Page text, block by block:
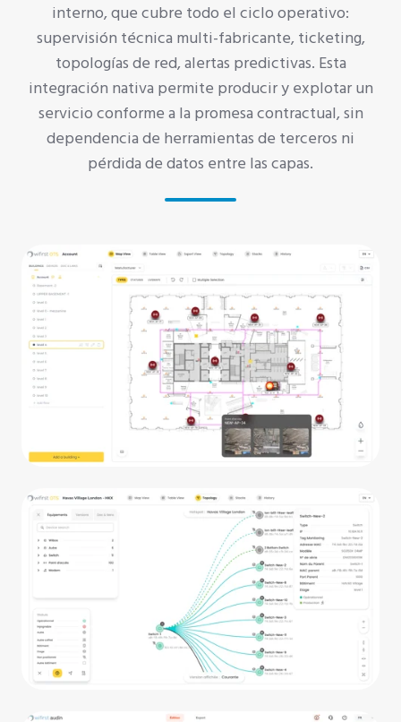
interno, que cubre todo el ciclo operativo:
supervisión técnica multi-fabricante, ticketing,
topologías de red, alertas predictivas. Esta
integración nativa permite producir y explotar un
servicio conforme a la promesa contractual, sin
dependencia de herramientas de terceros ni
pérdida de datos entre las capas.